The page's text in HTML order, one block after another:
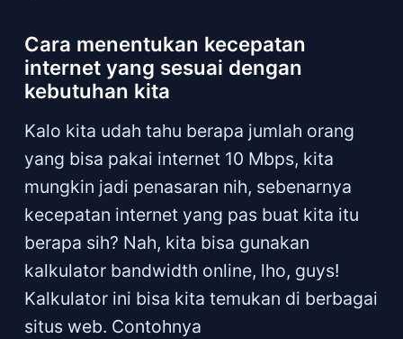
Cara menentukan kecepatan
internet yang sesuai dengan
kebutuhan kita
Kalo kita udah tahu berapa jumlah orang
yang bisa pakai internet 10 Mbps, kita
mungkin jadi penasaran nih, sebenarnya
kecepatan internet yang pas buat kita itu
berapa sih? Nah, kita bisa gunakan
kalkulator bandwidth online, lho, guys!
Kalkulator ini bisa kita temukan di berbagai
situs web. Contohnya